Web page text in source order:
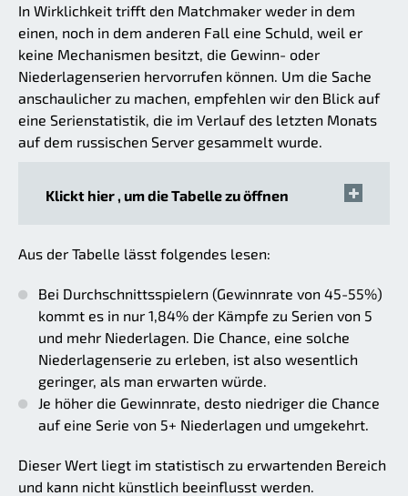
In Wirklichkeit trifft den Matchmaker weder in dem
einen, noch in dem anderen Fall eine Schuld, weil er
keine Mechanismen besitzt, die Gewinn- oder
Niederlagenserien hervorrufen können. Um die Sache
anschaulicher zu machen, empfehlen wir den Blick auf
eine Serienstatistik, die im Verlauf des letzten Monats
auf dem russischen Server gesammelt wurde.
Klickt hier , um die Tabelle zu öffnen
Aus der Tabelle lässt folgendes lesen:
Bei Durchschnittsspielern (Gewinnrate von 45-55%)
kommt es in nur 1,84% der Kämpfe zu Serien von 5
und mehr Niederlagen. Die Chance, eine solche
Niederlagenserie zu erleben, ist also wesentlich
geringer, als man erwarten würde.
Je höher die Gewinnrate, desto niedriger die Chance
auf eine Serie von 5+ Niederlagen und umgekehrt.
Dieser Wert liegt im statistisch zu erwartenden Bereich
und kann nicht künstlich beeinflusst werden.